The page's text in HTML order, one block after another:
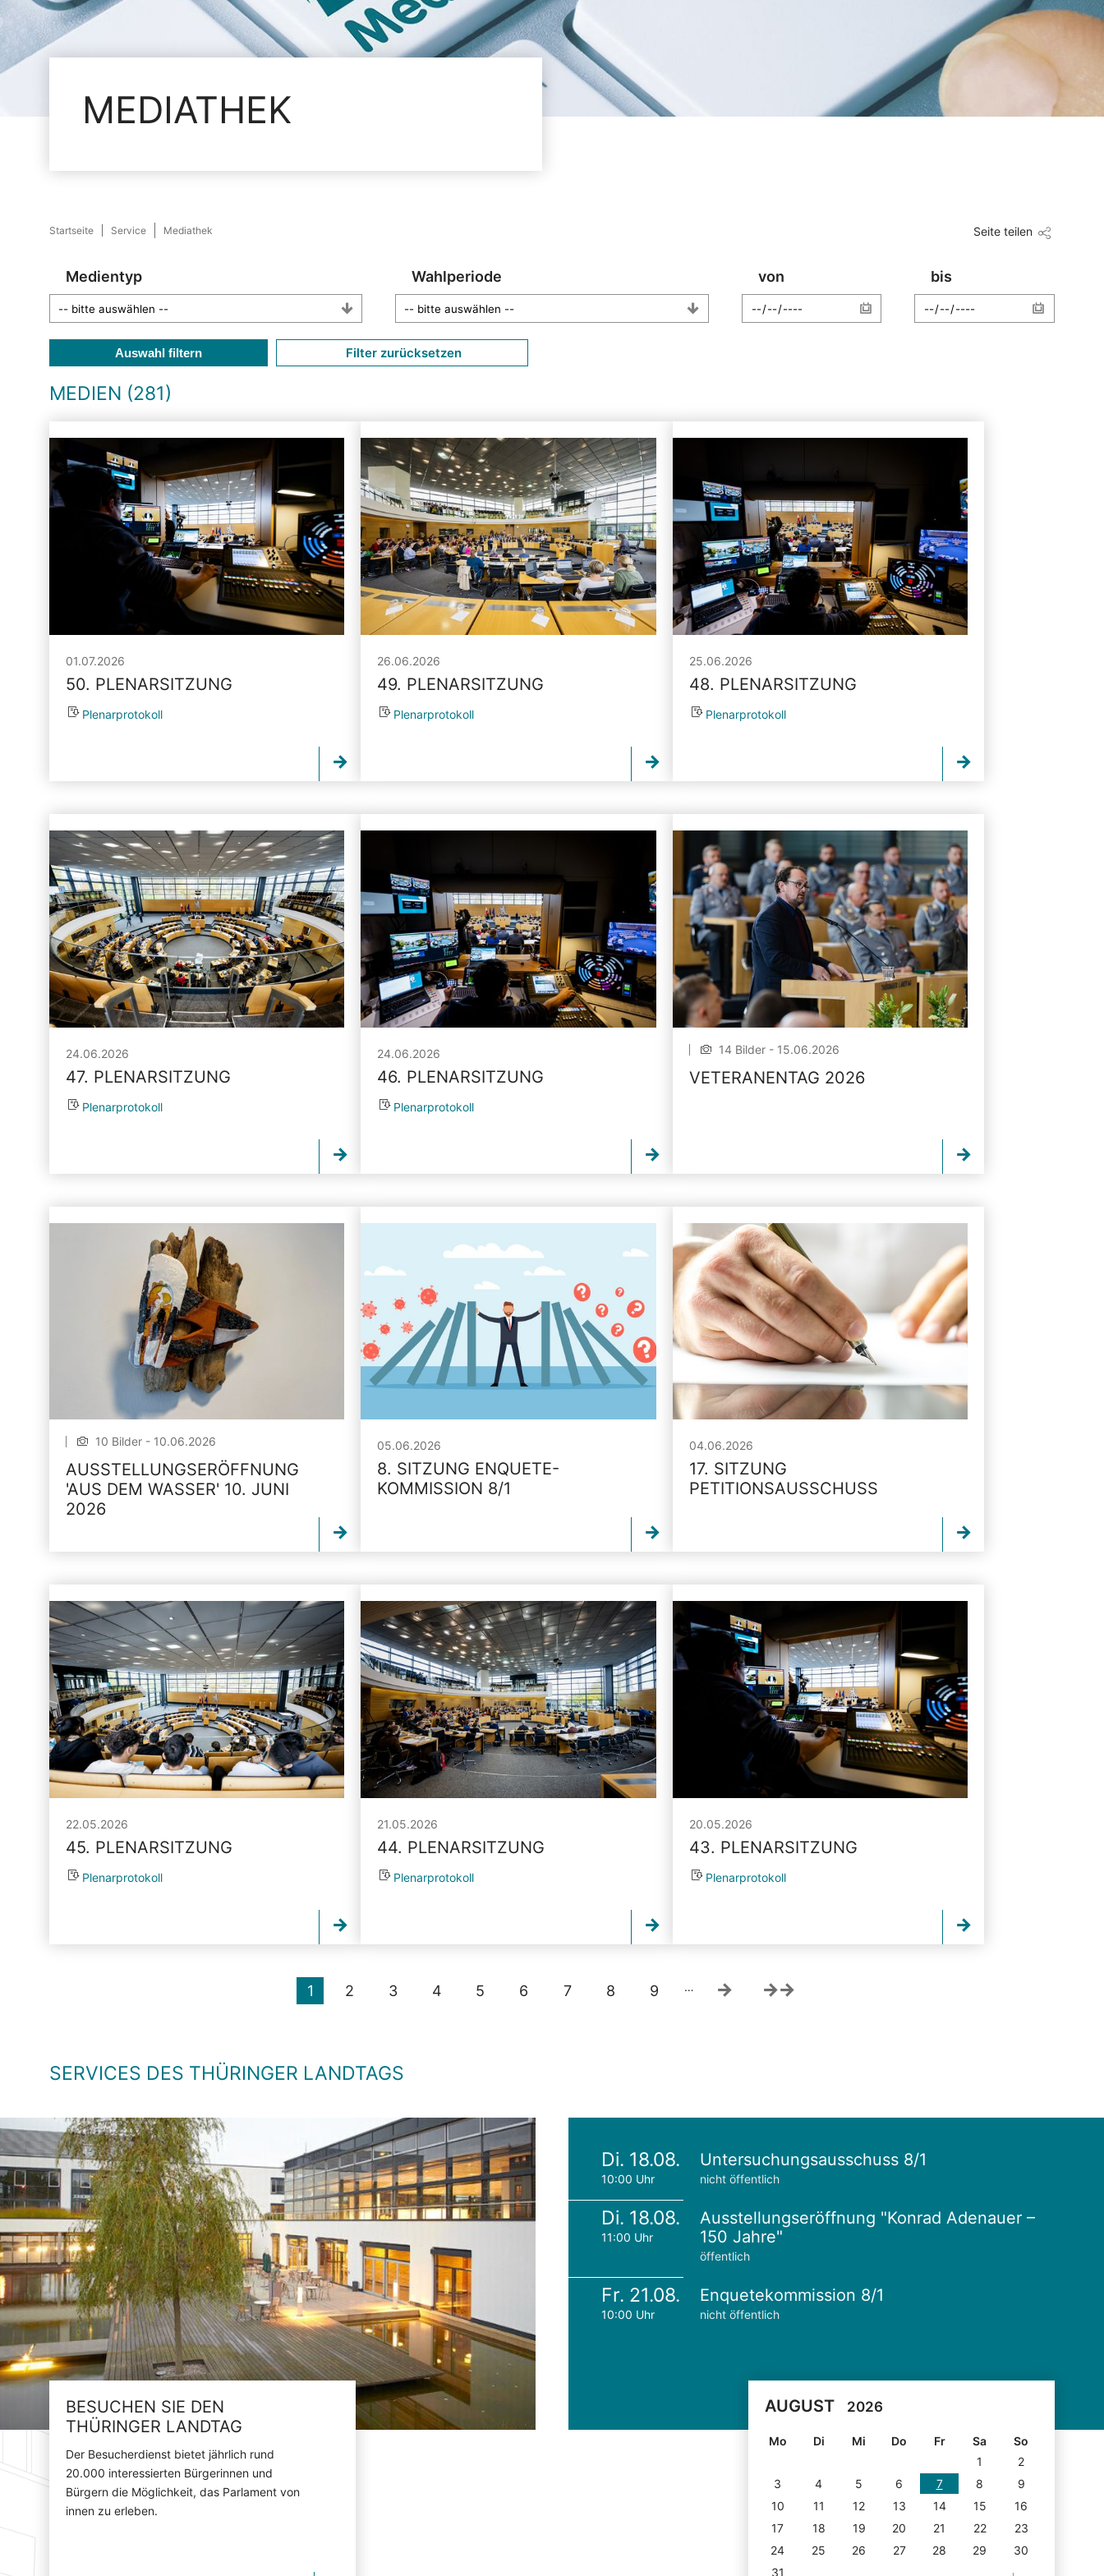
MEDIATHEK
Startseite Service Mediathek Seite teilen
Medientyp Wahlperiode von bis
Auswahl filtern Filter zurücksetzen
MEDIEN (281)
01.07.2026
50. PLENARSITZUNG
Plenarprotokoll
26.06.2026
49. PLENARSITZUNG
Plenarprotokoll
25.06.2026
48. PLENARSITZUNG
Plenarprotokoll
24.06.2026
47. PLENARSITZUNG
Plenarprotokoll
24.06.2026
46. PLENARSITZUNG
Plenarprotokoll
14 Bilder - 15.06.2026
VETERANENTAG 2026
10 Bilder - 10.06.2026
AUSSTELLUNGSERÖFFNUNG
'AUS DEM WASSER' 10. JUNI
2026
05.06.2026
8. SITZUNG ENQUETE-
KOMMISSION 8/1
04.06.2026
17. SITZUNG
PETITIONSAUSSCHUSS
22.05.2026
45. PLENARSITZUNG
Plenarprotokoll
21.05.2026
44. PLENARSITZUNG
Plenarprotokoll
20.05.2026
43. PLENARSITZUNG
Plenarprotokoll
1 2 3 4 5 6 7 8 9 …
SERVICES DES THÜRINGER LANDTAGS
BESUCHEN SIE DEN
THÜRINGER LANDTAG
Der Besucherdienst bietet jährlich rund
20.000 interessierten Bürgerinnen und
Bürgern die Möglichkeit, das Parlament von
innen zu erleben.
Di. 18.08.
10:00 Uhr
Untersuchungsausschuss 8/1
nicht öffentlich
Di. 18.08.
11:00 Uhr
Ausstellungseröffnung "Konrad Adenauer –
150 Jahre"
öffentlich
Fr. 21.08.
10:00 Uhr
Enquetekommission 8/1
nicht öffentlich
AUGUST 2026
Mo Di Mi Do Fr Sa
So
1
2
3
4 5 6 7 8
9
10
11 12 13 14 15
16
17
18 19 20 21 22
23
24
25 26 27 28 29
30
31